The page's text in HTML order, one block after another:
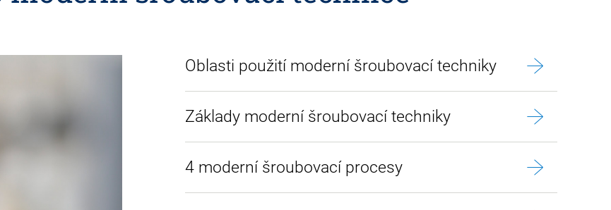
Oblasti použití moderní šroubovací techniky
Základy moderní šroubovací techniky
4 moderní šroubovací procesy